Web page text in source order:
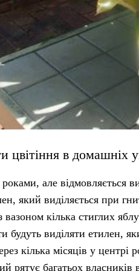
цвітіння в домашніх
роками, але
який виділяється при
вазоном кілька стиглих
будуть виділяти етилен,
кілька місяців у центрі
рятує багатьох власників